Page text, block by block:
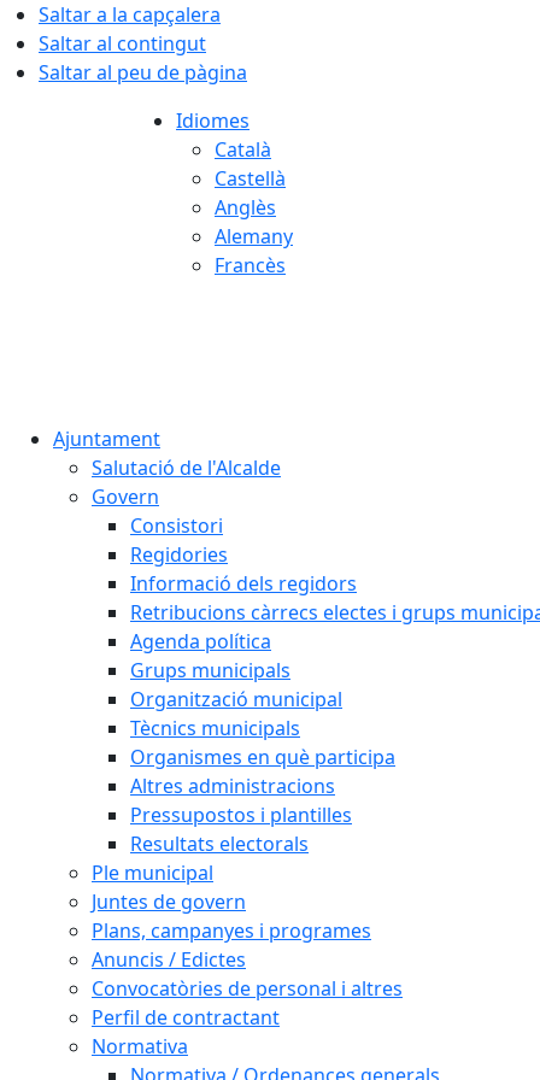
Saltar a la capçalera
Saltar al contingut
Saltar al peu de pàgina
Idiomes
Català
Castellà
Anglès
Alemany
Francès
Ajuntament
Salutació de l'Alcalde
Govern
Consistori
Regidories
Informació dels regidors
Retribucions càrrecs electes i grups
Agenda política
Grups municipals
Organització municipal
Tècnics municipals
Organismes en què participa
Altres administracions
Pressupostos i plantilles
Resultats electorals
Ple municipal
Juntes de govern
Plans, campanyes i programes
Anuncis / Edictes
Convocatòries de personal i altres
Perfil de contractant
Normativa